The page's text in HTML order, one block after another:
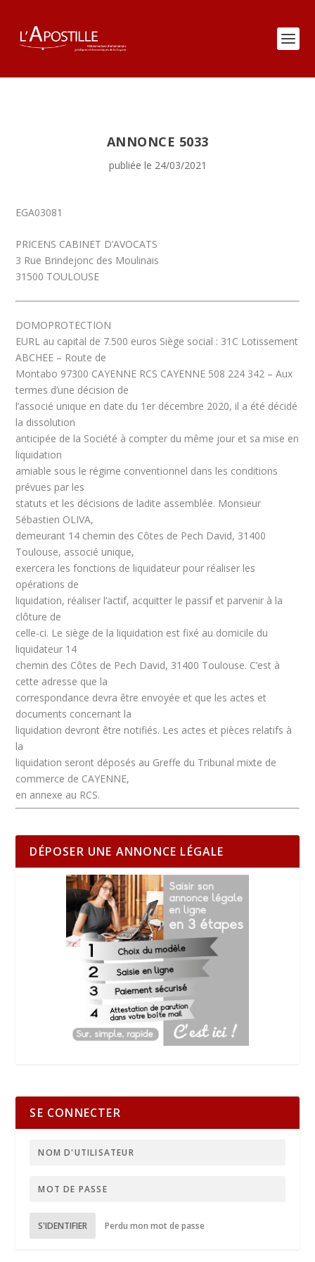
ANNONCE 5033
publiée le 24/03/2021
EGA03081
PRICENS CABINET D’AVOCATS
3 Rue Brindejonc des Moulinais
31500 TOULOUSE
DOMOPROTECTION
EURL au capital de 7.500 euros Siège social : 31C Lotissement
ABCHEE – Route de
Montabo 97300 CAYENNE RCS CAYENNE 508 224 342 – Aux
termes d’une décision de
l’associé unique en date du 1er décembre 2020, il a été décidé
la dissolution
anticipée de la Société à compter du même jour et sa mise en
liquidation
amiable sous le régime conventionnel dans les conditions
prévues par les
statuts et les décisions de ladite assemblée. Monsieur
Sébastien OLIVA,
demeurant 14 chemin des Côtes de Pech David, 31400
Toulouse, associé unique,
exercera les fonctions de liquidateur pour réaliser les
opérations de
liquidation, réaliser l’actif, acquitter le passif et parvenir à la
clôture de
celle-ci. Le siège de la liquidation est fixé au domicile du
liquidateur 14
chemin des Côtes de Pech David, 31400 Toulouse. C’est à
cette adresse que la
correspondance devra être envoyée et que les actes et
documents concernant la
liquidation devront être notifiés. Les actes et pièces relatifs à
la
liquidation seront déposés au Greffe du Tribunal mixte de
commerce de CAYENNE,
en annexe au RCS.
DÉPOSER UNE ANNONCE LÉGALE
SE CONNECTER
S'IDENTIFIER Perdu mon mot de passe